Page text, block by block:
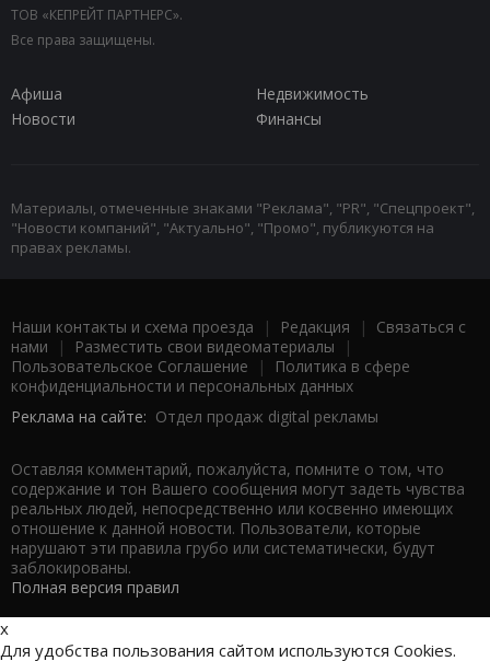
ТОВ «КЕПРЕЙТ ПАРТНЕРС».
Все права защищены.
Афиша
Недвижимость
Новости
Финансы
Материалы, отмеченные знаками "Реклама", "PR", "Спецпроект",
"Новости компаний", "Актуально", "Промо", публикуются на
правах рекламы.
Наши контакты и схема проезда | Редакция | Связаться с
нами | Разместить свои видеоматериалы |
Пользовательское Соглашение |
Политика в сфере
конфиденциальности и персональных данных
Реклама на сайте: Отдел продаж digital рекламы
Оставляя комментарий, пожалуйста, помните о том, что
содержание и тон Вашего сообщения могут задеть чувства
реальных людей, непосредственно или косвенно имеющих
отношение к данной новости. Пользователи, которые
нарушают эти правила грубо или систематически, будут
заблокированы.
Полная версия правил
x
Для удобства пользования сайтом используются Cookies.